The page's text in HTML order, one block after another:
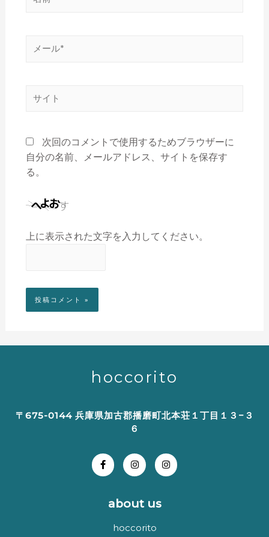
次回のコメントで使用するためブラウザーに
自分の名前、メールアドレス、サイトを保存す
る。
上に表示された文字を入力してください。
hoccorito
〒675-0144 兵庫県加古郡播磨町北本荘１丁目１３−３
６
about us
hoccorito